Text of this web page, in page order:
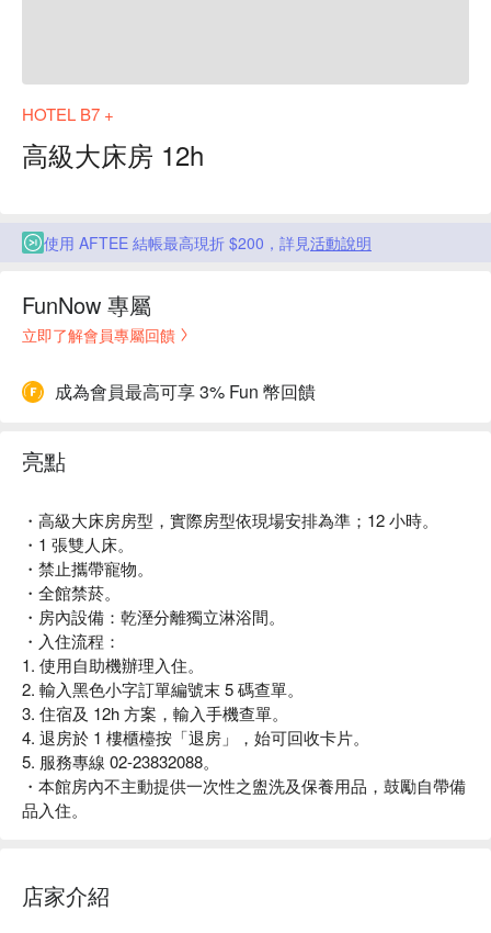
HOTEL B7 +
高級大床房 12h
使用 AFTEE 結帳最高現折 $200，詳見活動說明
FunNow 專屬
立即了解會員專屬回饋
成為會員最高可享 3% Fun 幣回饋
亮點
・高級大床房房型，實際房型依現場安排為準；12 小時。
・1 張雙人床。
・禁止攜帶寵物。
・全館禁菸。
・房內設備：乾溼分離獨立淋浴間。
・入住流程：
1. 使用自助機辦理入住。
2. 輸入黑色小字訂單編號末 5 碼查單。
3. 住宿及 12h 方案，輸入手機查單。
4. 退房於 1 樓櫃檯按「退房」，始可回收卡片。
5. 服務專線 02-23832088。
・本館房內不主動提供一次性之盥洗及保養用品，鼓勵自帶備
品入住。
店家介紹